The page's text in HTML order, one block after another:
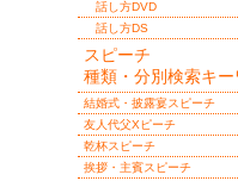
話し方DVD
話し方DS
スピーチ
種類・分別検索キー
結婚式・披露宴スピーチ
友人代父Xピーチ
乾杯スピーチ
挨拶・主賓スピーチ